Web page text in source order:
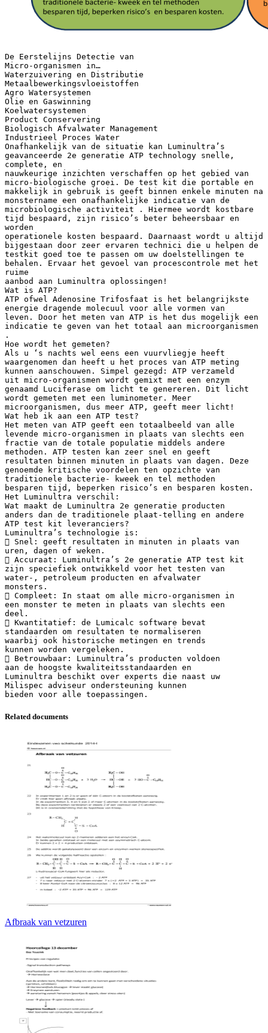
De Eerstelijns Detectie van
Micro-organismen in…
Waterzuivering en Distributie
Metaalbewerkingsvloeistoffen
Agro Watersystemen
Olie en Gaswinning
Koelwatersystemen
Product Conservering
Biologisch Afvalwater Management
Industrieel Proces Water
Onafhankelijk van de situatie kan Luminultra’s
geavanceerde 2e generatie ATP technology snelle,
complete, en
nauwkeurige inzichten verschaffen op het gebied van
micro-biologische groei. De test kit die portable en
makkelijk in gebruik is geeft binnen enkele minuten na
monstername een onafhankelijke indicatie van de
microbiologische activiteit . Hiermee wordt kostbare
tijd bespaard, zijn risico’s beter beheersbaar en
worden
operationele kosten bespaard. Daarnaast wordt u altijd
bijgestaan door zeer ervaren technici die u helpen de
testkit goed toe te passen om uw doelstellingen te
behalen. Ervaar het gevoel van procescontrole met het
ruime
aanbod aan Luminultra oplossingen!
Wat is ATP?
ATP ofwel Adenosine Trifosfaat is het belangrijkste
energie dragende molecuul voor alle vormen van
leven. Door het meten van ATP is het dus mogelijk een
indicatie te geven van het totaal aan microorganismen
.
Hoe wordt het gemeten?
Als u ‘s nachts wel eens een vuurvliegje heeft
waargenomen dan heeft u het proces van ATP meting
kunnen aanschouwen. Simpel gezegd: ATP verzameld
uit micro-organismen wordt gemixt met een enzym
genaamd Luciferase om licht te genereren. Dit licht
wordt gemeten met een luminometer. Meer
microorganismen, dus meer ATP, geeft meer licht!
Wat heb ik aan een ATP test?
Het meten van ATP geeft een totaalbeeld van alle
levende micro-organismen in plaats van slechts een
fractie van de totale populatie middels andere
methoden. ATP testen kan zeer snel en geeft
resultaten binnen minuten in plaats van dagen. Deze
genoemde kritische voordelen ten opzichte van
traditionele bacterie- kweek en tel methoden
besparen tijd, beperken risico’s en besparen kosten.
Het Luminultra verschil:
Wat maakt de Luminultra 2e generatie producten
anders dan de traditionele plaat-telling en andere
ATP test kit leveranciers?
Luminultra’s technologie is:
 Snel: geeft resultaten in minuten in plaats van
uren, dagen of weken.
 Accuraat: Luminultra’s 2e generatie ATP test kit
zijn speciefiek ontwikkeld voor het testen van
water-, petroleum producten en afvalwater
monsters.
 Compleet: In staat om alle micro-organismen in
een monster te meten in plaats van slechts een
deel.
 Kwantitatief: de Lumicalc software bevat
standaarden om resultaten te normaliseren
waarbij ook historische metingen en trends
kunnen worden vergeleken.
 Betrouwbaar: Luminultra’s producten voldoen
aan de hoogste kwaliteitsstandaarden en
Luminultra beschikt over experts die naast uw
Milispec adviseur ondersteuning kunnen
Related documents
Afbraak van vetzuren